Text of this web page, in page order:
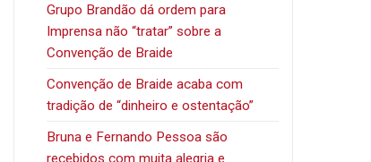
Grupo Brandão dá ordem para
Imprensa não “tratar” sobre a
Convenção de Braide
Convenção de Braide acaba com
tradição de “dinheiro e ostentação”
Bruna e Fernando Pessoa são
recebidos com muita alegria e